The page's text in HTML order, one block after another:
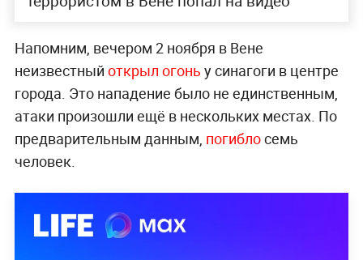
Напомним, вечером 2 ноября в Вене
неизвестный открыл огонь у синагоги в центре
города. Это нападение было не единственным,
атаки произошли ещё в нескольких местах. По
предварительным данным, погиблосемь
человек.